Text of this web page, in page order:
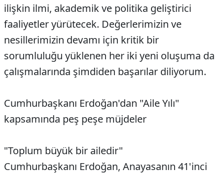
ilişkin ilmi, akademik ve politika geliştirici
faaliyetler yürütecek. Değerlerimizin ve
nesillerimizin devamı için kritik bir
sorumluluğu yüklenen her iki yeni oluşuma da
çalışmalarında şimdiden başarılar diliyorum.
Cumhurbaşkanı Erdoğan'dan "Aile Yılı"
kapsamında peş peşe müjdeler
"Toplum büyük bir ailedir"
Cumhurbaşkanı Erdoğan, Anayasanın 41'inci